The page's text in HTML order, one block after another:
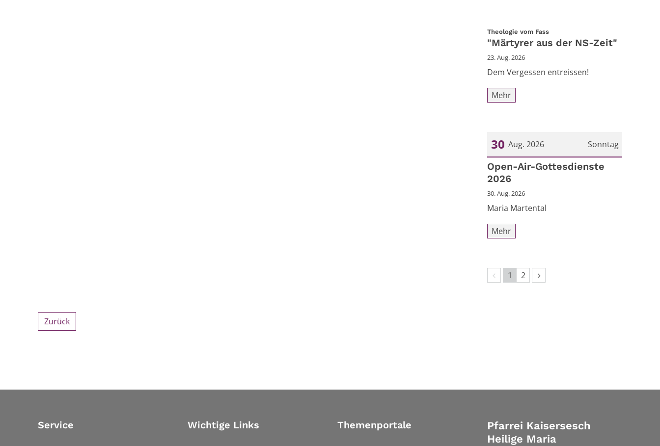
Theologie vom Fass:
"Märtyrer aus der NS-Zeit"
23. Aug. 2026
Dem Vergessen entreissen!
Mehr
Sonntag
30 Aug. 2026
Datum: 30. August 2026
Open-Air-Gottesdienste
2026
30. Aug. 2026
Maria Martental
Mehr
Vorherige Seite
1 2 Nächste Seite
Zurück
Service Wichtige Links Themenportale
Pfarrei Kaisersesch
Heilige Maria